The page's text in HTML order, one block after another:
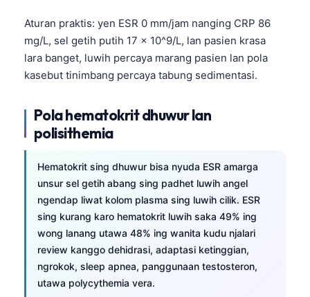
Aturan praktis: yen ESR 0 mm/jam nanging CRP 86
mg/L, sel getih putih 17 x 10^9/L, lan pasien krasa
lara banget, luwih percaya marang pasien lan pola
kasebut tinimbang percaya tabung sedimentasi.
Pola hematokrit dhuwur lan
polisithemia
Hematokrit sing dhuwur bisa nyuda ESR amarga
unsur sel getih abang sing padhet luwih angel
ngendap liwat kolom plasma sing luwih cilik. ESR
sing kurang karo hematokrit luwih saka 49% ing
wong lanang utawa 48% ing wanita kudu njalari
review kanggo dehidrasi, adaptasi ketinggian,
ngrokok, sleep apnea, panggunaan testosteron,
utawa polycythemia vera.